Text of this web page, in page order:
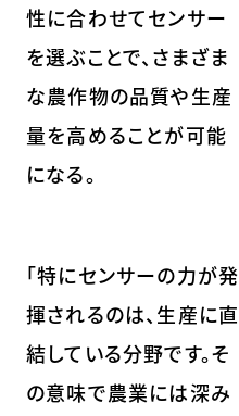
性に合わせてセンサー
を選ぶことで、さまざま
な農作物の品質や生産
量を高めることが可能
になる。
「特にセンサーの力が発
揮されるのは、生産に直
結している分野です。そ
の意味で農業には深み